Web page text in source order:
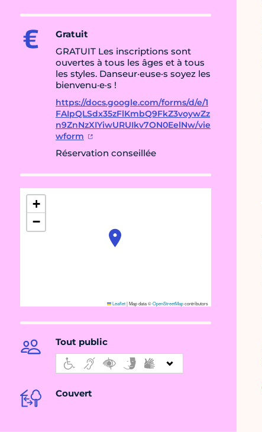
Gratuit
GRATUIT Les inscriptions sont
ouvertes à tous les âges et à tous
les styles. Danseur·euse·s soyez les
bienvenu·e·s !
https://docs.google.com/forms/d/e/1
FAIpQLSdx35zFlKmbQ9FkZ3voywZz
n9ZnNzXIYiwURUIkv7ON0EelNw/vie
wform
Réservation conseillée
+
−
Leaflet|Map data ©OpenStreetMapcontributors
Tout public
Couvert